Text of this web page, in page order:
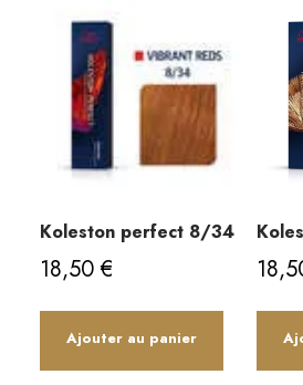
Koleston perfect 8/34
18,50€
Ajouter au panier